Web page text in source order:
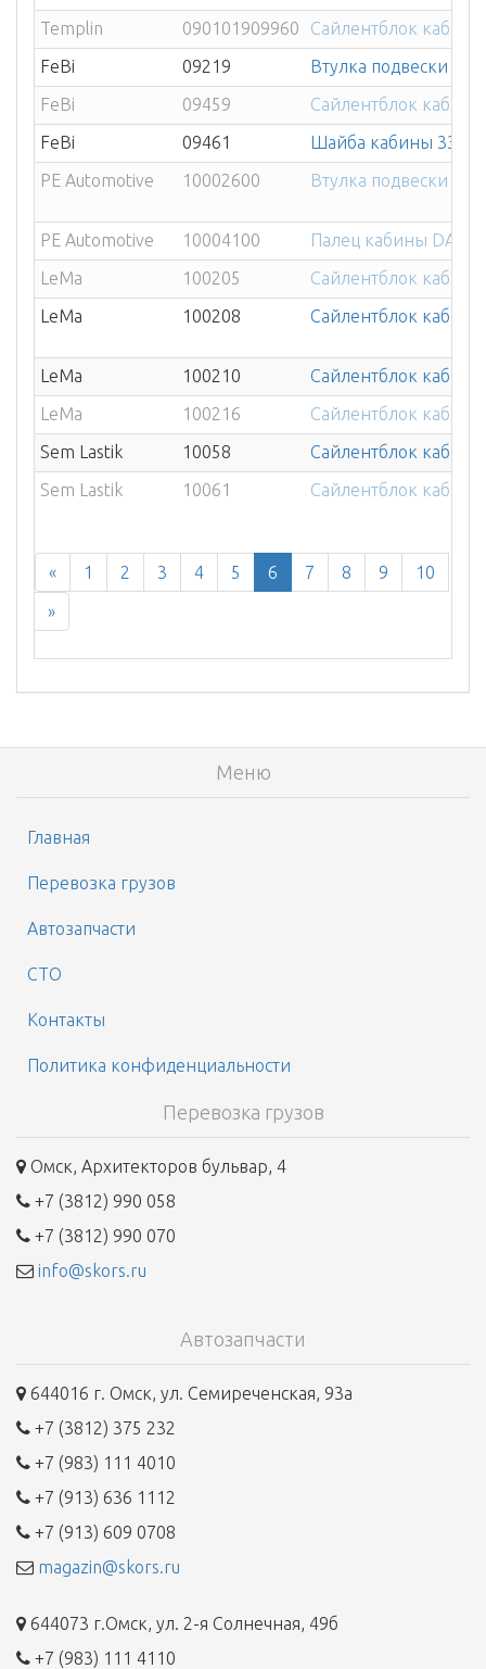
Templin 090101909960
Сайлентблок кабины
FeBi
09219
Втулка подвески
FeBi
09459
Сайлентблок
FeBi
09461
Шайба кабины
PE Automotive
10002600 Втулка подвески
PE Automotive 10004100
Палец кабины DAF
LeMa
100205
Сайлентблок
LeMa
100208 Сайлентблок
LeMa 100210
Сайлентблок
LeMa
100216
Сайлентблок
Sem Lastik
10058
Сайлентблок кабины
Sem Lastik
10061 Сайлентблок
« 1 2 3 4 5 6 7 8 9
10
»
Меню
Главная
Перевозка грузов
Автозапчасти
СТО
Контакты
Политика конфиденциальности
Перевозка грузов
Омск, Архитекторов бульвар, 4
+7 (3812) 990 058
+7 (3812) 990 070
info@skors.ru
Автозапчасти
644016 г. Омск, ул. Семиреченская, 93а
+7 (3812) 375 232
+7 (983) 111 4010
+7 (913) 636 1112
+7 (913) 609 0708
magazin@skors.ru
644073 г.Омск, ул. 2-я Солнечная, 49б
+7 (983) 111 4110